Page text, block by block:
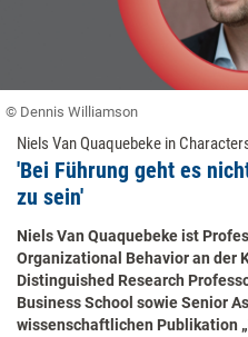
© Dennis Williamson
Niels Van Quaquebeke in
'Bei Führung geht es
zu sein'
​Niels Van Quaquebeke ist
Organizational Behavior an der
Distinguished Research
Business School sowie Senior
wissenschaftlichen Publikation